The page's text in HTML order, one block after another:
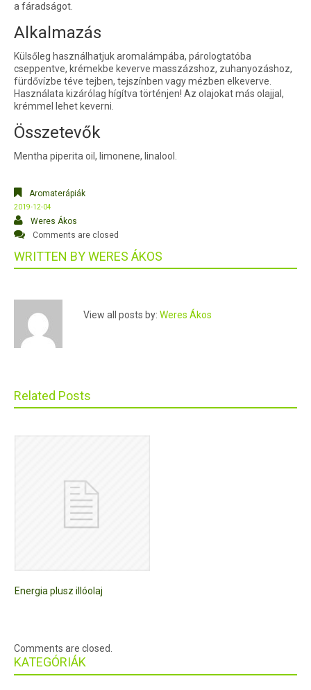
a fáradságot.
Alkalmazás
Külsőleg használhatjuk aromalámpába, párologtatóba
cseppentve, krémekbe keverve masszázshoz, zuhanyozáshoz,
fürdővízbe téve tejben, tejszínben vagy mézben elkeverve.
Használata kizárólag hígítva történjen! Az olajokat más olajjal,
krémmel lehet keverni.
Összetevők
Mentha piperita oil, limonene, linalool.
Aromaterápiák
2019-12-04
Weres Ákos
Comments are closed
WRITTEN BYWERES ÁKOS
View all posts by: Weres Ákos
Related Posts
Energia plusz illóolaj
Comments are closed.
KATEGÓRIÁK